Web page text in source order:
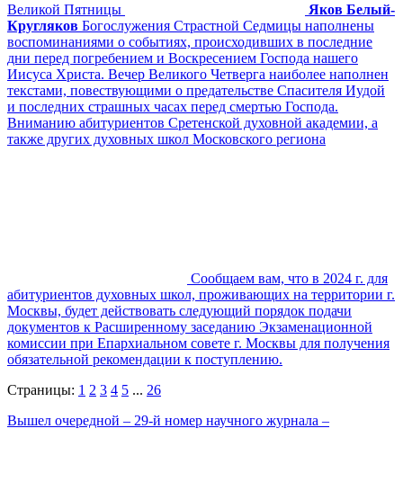
Великой Пятницы
Яков Белый-
Кругляков Богослужения Страстной Седмицы наполнены
воспоминаниями о событиях, происходивших в последние
дни перед погребением и Воскресением Господа нашего
Иисуса Христа. Вечер Великого Четверга наиболее наполнен
текстами, повествующими о предательстве Спасителя Иудой
и последних страшных часах перед смертью Господа.
Вниманию абитуриентов Сретенской духовной академии, а
также других духовных школ Московского региона
Сообщаем вам, что в 2024 г. для
абитуриентов духовных школ, проживающих на территории г.
Москвы, будет действовать следующий порядок подачи
документов к Расширенному заседанию Экзаменационной
комиссии при Епархиальном совете г. Москвы для получения
обязательной рекомендации к поступлению.
Страницы: 1 2 3 4 5 ... 26
Вышел очередной – 29-й номер научного журнала –